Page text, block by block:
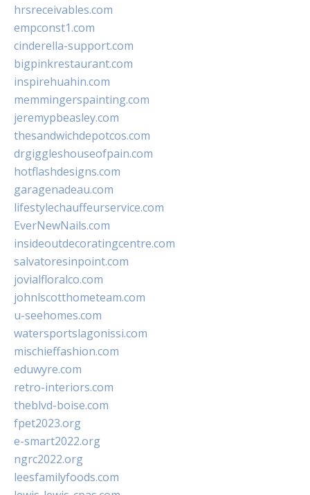
hrsreceivables.com
empconst1.com
cinderella-support.com
bigpinkrestaurant.com
inspirehuahin.com
memmingerspainting.com
jeremypbeasley.com
thesandwichdepotcos.com
drgiggleshouseofpain.com
hotflashdesigns.com
garagenadeau.com
lifestylechauffeurservice.com
EverNewNails.com
insideoutdecoratingcentre.com
salvatoresinpoint.com
jovialfloralco.com
johnlscotthometeam.com
u-seehomes.com
watersportslagonissi.com
mischieffashion.com
eduwyre.com
retro-interiors.com
theblvd-boise.com
fpet2023.org
e-smart2022.org
ngrc2022.org
leesfamilyfoods.com